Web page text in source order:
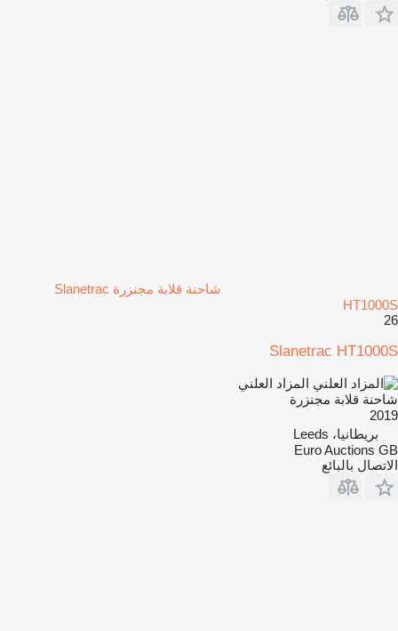
شاحنة قلابة مجنزرة Slanetrac
HT1000S
26
Slanetrac HT1000S
المزاد العلني
شاحنة قلابة مجنزرة
2019
بريطانيا، Leeds
Euro Auctions GB
الاتصال بالبائع